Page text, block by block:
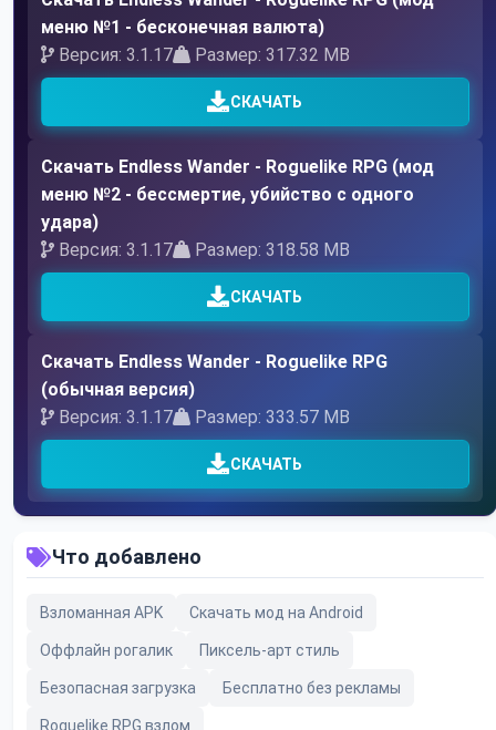
меню №1 - бесконечная валюта)
Версия: 3.1.17
Размер: 317.32 MB
СКАЧАТЬ
Скачать Endless Wander - Roguelike RPG (мод
меню №2 - бессмертие, убийство с одного
удара)
Версия: 3.1.17
Размер: 318.58 MB
СКАЧАТЬ
Скачать Endless Wander - Roguelike RPG
(обычная версия)
Версия: 3.1.17
Размер: 333.57 MB
СКАЧАТЬ
Что добавлено
Взломанная APK Скачать мод на Android
Оффлайн рогалик Пиксель-арт стиль
Безопасная загрузка Бесплатно без рекламы
Roguelike RPG взлом